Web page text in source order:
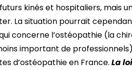
kinés et hospitaliers, mais
La situation pourrait
concerne l’ostéopathie (la
important de
d’ostéopathie en France.La